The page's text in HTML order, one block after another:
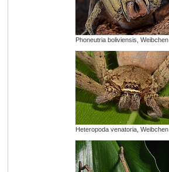
Phoneutria boliviensis, Weibchen
Heteropoda venatoria, Weibchen